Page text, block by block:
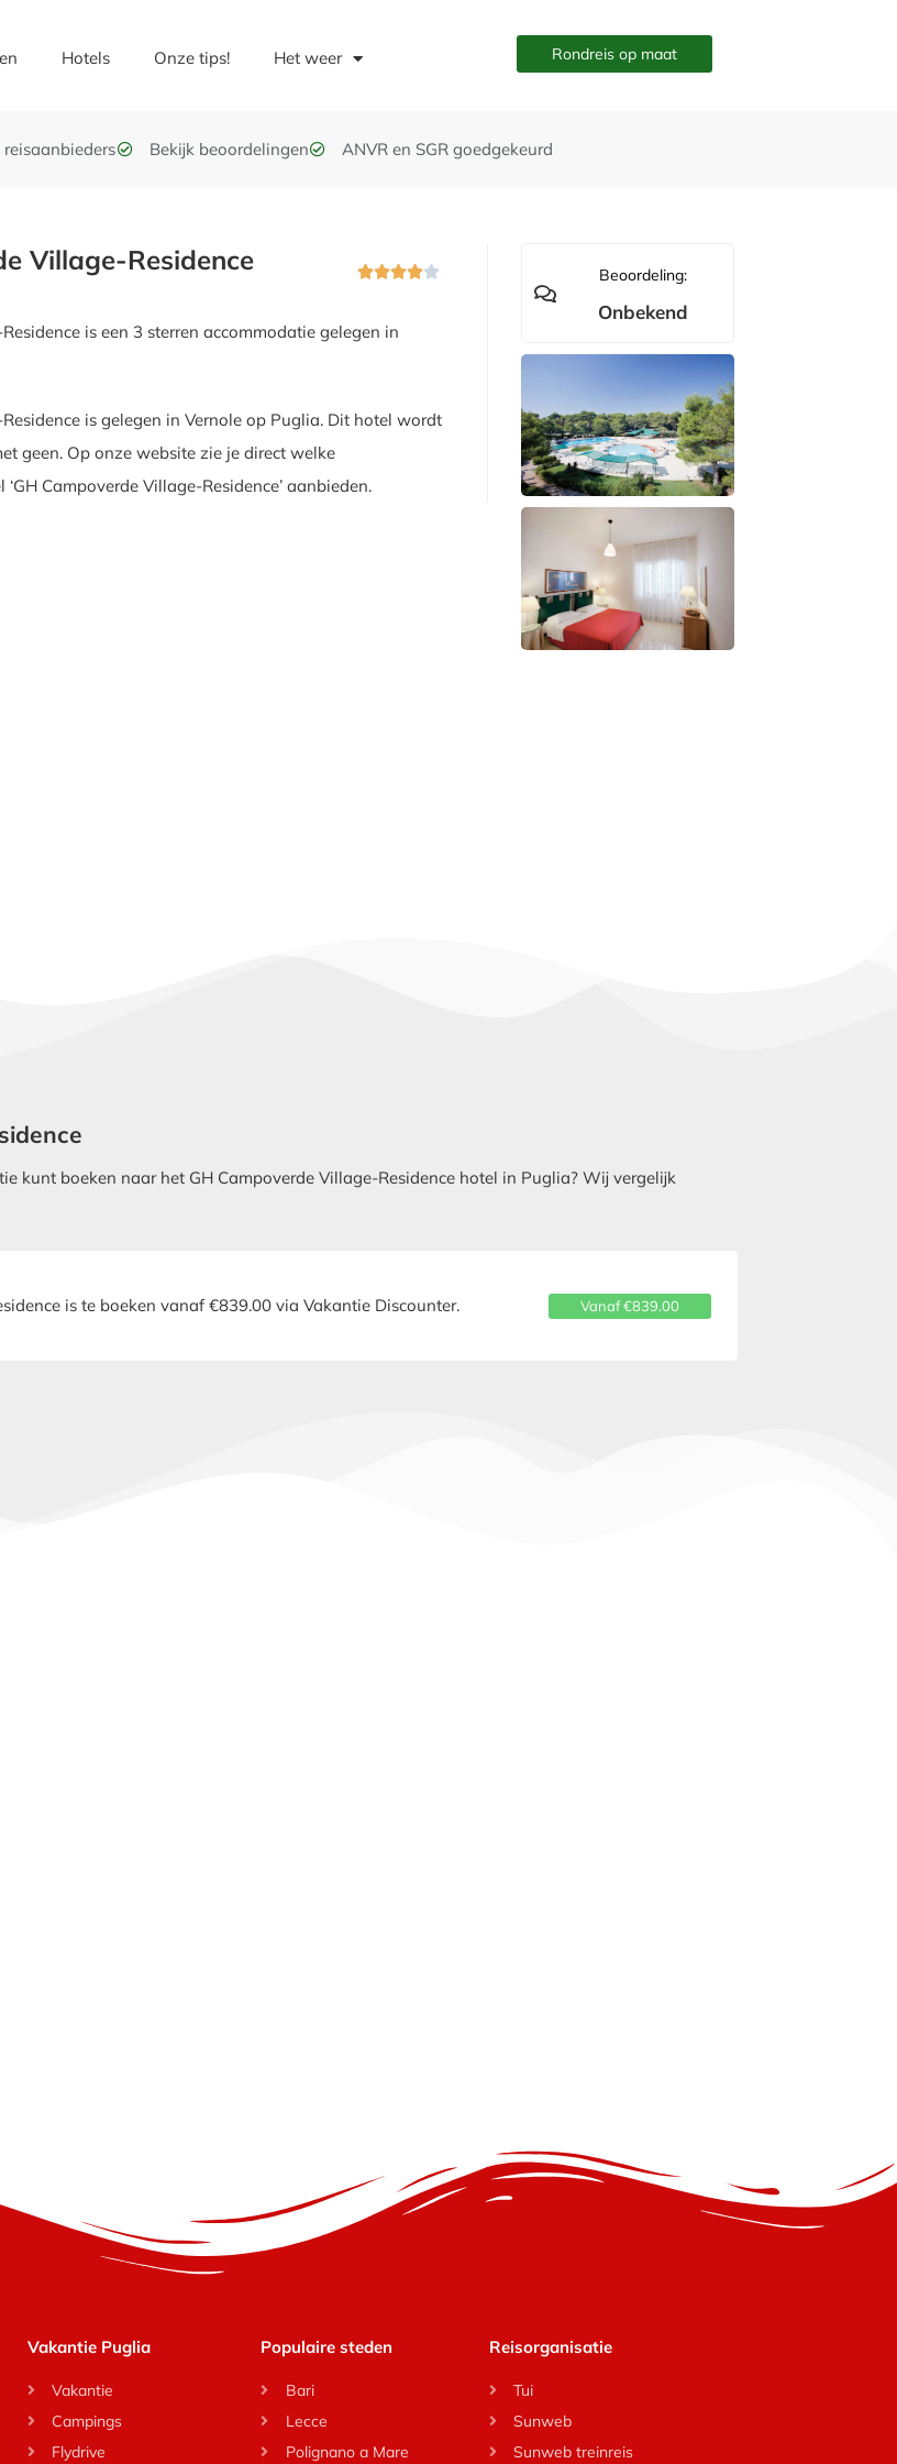
Hotels Onze tips! Het weer Rondreis op maat
Bekijk beoordelingen ANVR en SGR goedgekeurd
Village-Residence 
is een 3 sterren accommodatie gelegen in
is gelegen in Vernole op Puglia. Dit hotel wordt
geen. Op onze website zie je direct welke
Campoverde Village-Residence’ aanbieden.
Beoordeling:
Onbekend
kunt boeken naar het GH Campoverde Village-Residence hotel in Puglia? Wij vergelijk
is te boeken vanaf €839.00 via Vakantie Discounter. Vanaf €839.00
Vakantie Puglia
Vakantie
Campings
Flydrive
Populaire steden
Bari
Lecce
Polignano a Mare
Reisorganisatie
Tui
Sunweb
Sunweb treinreis